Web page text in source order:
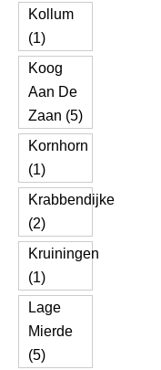
Kollum
(1)
Koog
Aan De
Zaan (5)
Kornhorn
(1)
Krabbendijke
(2)
Kruiningen
(1)
Lage
Mierde
(5)